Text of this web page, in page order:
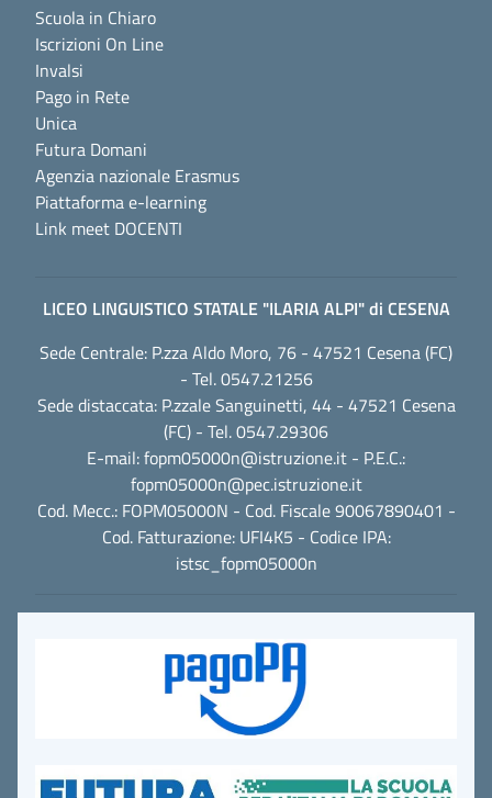
Scuola in Chiaro
Iscrizioni On Line
Invalsi
Pago in Rete
Unica
Futura Domani
Agenzia nazionale Erasmus
Piattaforma e-learning
Link meet DOCENTI
LICEO LINGUISTICO STATALE "ILARIA ALPI" di CESENA
Sede Centrale: P.zza Aldo Moro, 76 - 47521 Cesena (FC)
- Tel. 0547.21256
Sede distaccata: P.zzale Sanguinetti, 44 - 47521 Cesena
(FC) - Tel. 0547.29306
E-mail:fopm05000n@istruzione.it - P.E.C.:
fopm05000n@pec.istruzione.it
Cod. Mecc.: FOPM05000N - Cod. Fiscale 90067890401 -
Cod. Fatturazione: UFI4K5 - Codice IPA:
istsc_fopm05000n